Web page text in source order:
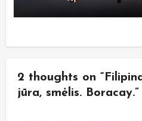
2 thoughts on
jūra, smėlis. Boracay.”